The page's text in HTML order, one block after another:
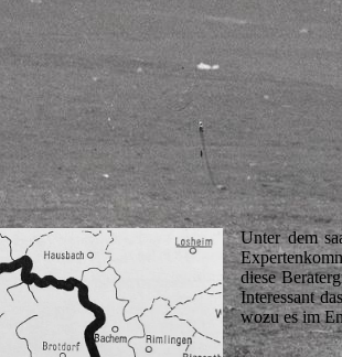
Unter dem
diese
Interessant
wozu es im